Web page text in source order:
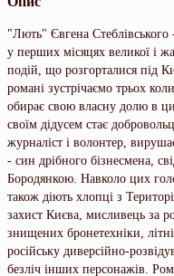
"Лють" Євгена
у перших місяцях великої і
подій, що розгорталися під
романі зустрічаємо трьох
обирає свою власну долю в
своїм дідусем стає
журналіст і волонтер,
- син дрібного бізнесмена,
Бородянкою. Навколо цих
також діють хлопці з
захист Києва, мисливець за
знищених бронетехніки,
російську диверсійно-
безліч інших персонажів.